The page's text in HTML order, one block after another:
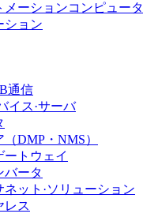
メーションコンピュータ
ション
通信
イス·サーバ
DMP・NMS）
ートウェイ
バータ
ネット·ソリューション
レス